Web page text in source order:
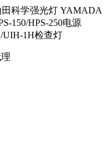
科学强光灯 YAMADA
150/HPS-250电源
UIH-1H检查灯